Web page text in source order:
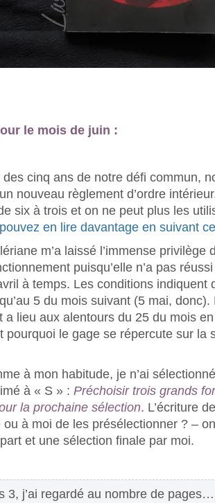
le mois de juin :
des cinq ans de notre défi commun,
nouveau règlement d’ordre
six à trois et on ne peut plus les
en lire davantage en suivant
m’a laissé l’immense privilège
puisqu’elle n’a pas
à temps. Les conditions indiquent
5 du mois suivant (5 mai,
a lieu aux alentours du 25 du mois
pourquoi le gage se répercute sur la
à mon habitude, je n’ai
à « S » : Préchoisir trois grands
la prochaine sélection. L’écriture
ou à moi de les présélectionner ? –
et une sélection finale par moi.
3, j’ai regardé au nombre de